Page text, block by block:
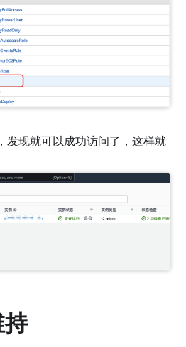
发现就可以成功访问了，这样就